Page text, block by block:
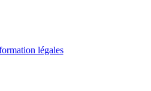
légales